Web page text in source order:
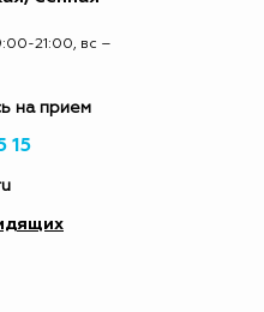
21:00, вс –
на прием
15